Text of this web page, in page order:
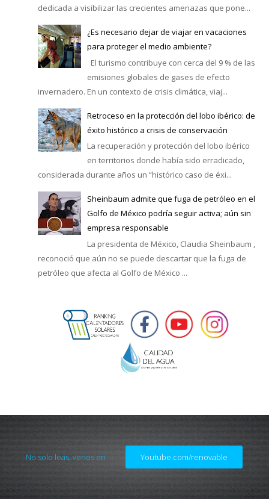
dedicada a visibilizar las crecientes amenazas que pone...
¿Es necesario dejar de viajar en vacaciones
para proteger el medio ambiente?
El turismo contribuye con cerca del 9 % de las
emisiones globales de gases de efecto
invernadero. En un contexto de crisis climática, viaj...
Retroceso en la protección del lobo ibérico: de
éxito histórico a crisis de conservación
La recuperación y protección del lobo ibérico
en territorios donde había sido erradicado,
considerada durante años un “histórico caso de éxi...
Sheinbaum admite que fuga de petróleo en el
Golfo de México podría seguir activa; aún sin
empresa responsable
La presidenta de México, Claudia Sheinbaum ,
reconoció que aún no se puede descartar que la fuga de
petróleo que afecta al Golfo de México ...
No solo leas, venos en Youtube.com/renovable